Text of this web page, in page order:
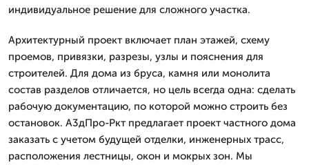
индивидуальное решение для сложного участка.
Архитектурный проект включает план этажей, схему
проемов, привязки, разрезы, узлы и пояснения для
строителей. Для дома из бруса, камня или монолита
состав разделов отличается, но цель всегда одна: сделать
рабочую документацию, по которой можно строить без
остановок. А3дПро-Ркт предлагает проект частного дома
заказать с учетом будущей отделки, инженерных трасс,
расположения лестницы, окон и мокрых зон. Мы